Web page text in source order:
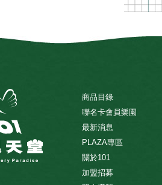
商品目錄
聯名卡會員樂園
最新消息
PLAZA專區
關於101
加盟招募